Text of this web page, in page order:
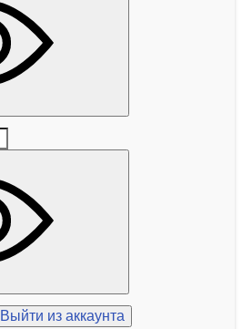
Выйти из аккаунта